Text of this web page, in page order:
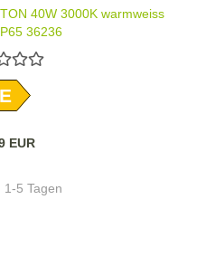
40W 3000K warmweiss
36236
EUR
1-5 Tagen